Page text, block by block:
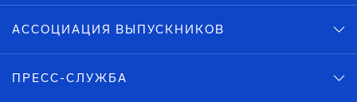
АССОЦИАЦИЯ ВЫПУСКНИКОВ
ПРЕСС-СЛУЖБА